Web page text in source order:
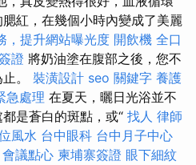
紅，在幾個小時內變成了美麗
，提升網站曝光度 開飲機 全口
證 將奶油塗在腹部之後，您不
。 裝潢設計 seo 關鍵字 養護
急處理 在夏天，曬日光浴並不
是蒼白的斑點，或“ 找人 律師
風水 台中眼科 台中月子中心
會議點心 柬埔寨簽證 眼下細紋